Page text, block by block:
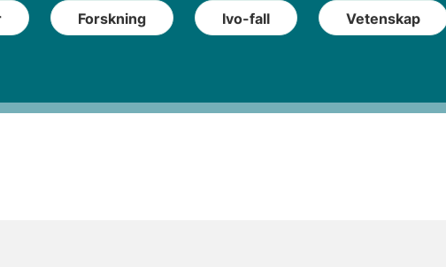
Forskning Ivo-fall Vetenskap